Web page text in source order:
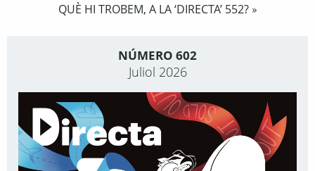
QUÈ HI TROBEM, A LA ‘DIRECTA’ 552?»
NÚMERO 602
Juliol 2026